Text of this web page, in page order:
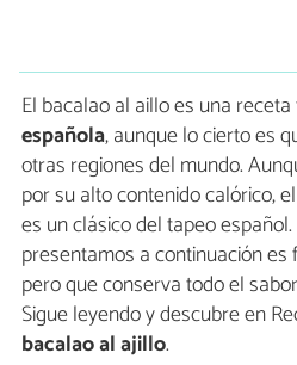
El bacalao al aillo es una
española, aunque lo cierto es
otras regiones del mundo.
por su alto contenido calórico,
es un clásico del tapeo
presentamos a continuación
pero que conserva todo el
Sigue leyendo y descubre en
bacalao al ajillo.